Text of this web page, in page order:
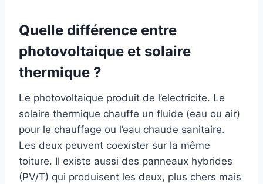
Quelle différence entre
photovoltaique et solaire
thermique ?
Le photovoltaique produit de l’electricite. Le
solaire thermique chauffe un fluide (eau ou air)
pour le chauffage ou l’eau chaude sanitaire.
Les deux peuvent coexister sur la même
toiture. Il existe aussi des panneaux hybrides
(PV/T) qui produisent les deux, plus chers mais